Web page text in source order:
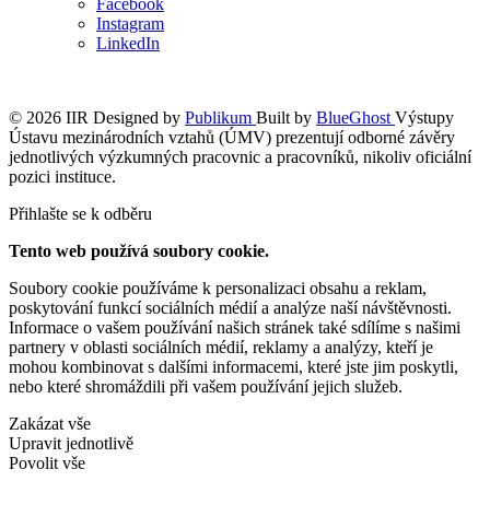
Facebook
Instagram
LinkedIn
© 2026 IIR Designed by Publikum Built by BlueGhost Výstupy
Ústavu mezinárodních vztahů (ÚMV) prezentují odborné závěry
jednotlivých výzkumných pracovnic a pracovníků, nikoliv oficiální
pozici instituce.
Přihlašte se k odběru
Tento web používá soubory cookie.
Soubory cookie používáme k personalizaci obsahu a reklam,
poskytování funkcí sociálních médií a analýze naší návštěvnosti.
Informace o vašem používání našich stránek také sdílíme s našimi
partnery v oblasti sociálních médií, reklamy a analýzy, kteří je
mohou kombinovat s dalšími informacemi, které jste jim poskytli,
nebo které shromáždili při vašem používání jejich služeb.
Zakázat vše
Upravit jednotlivě
Povolit vše